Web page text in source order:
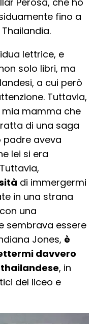
fino a
lettrice, e
solo libri, ma
a cui però
Tuttavia,
mia mamma che
di una saga
padre aveva
lei si era
di immergermi
in una strana
una
sembrava essere
Jones, è
davvero
, in
del liceo e